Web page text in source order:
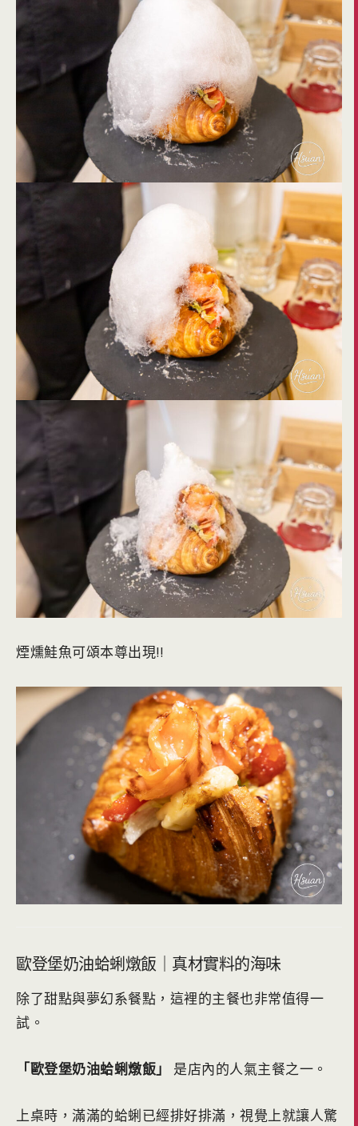
煙燻鮭魚可頌本尊出現!!
歐登堡奶油蛤蜊燉飯｜真材實料的海味
除了甜點與夢幻系餐點，這裡的主餐也非常值得一
試。
「歐登堡奶油蛤蜊燉飯」 是店內的人氣主餐之一。
上桌時，滿滿的蛤蜊已經排好排滿，視覺上就讓人驚